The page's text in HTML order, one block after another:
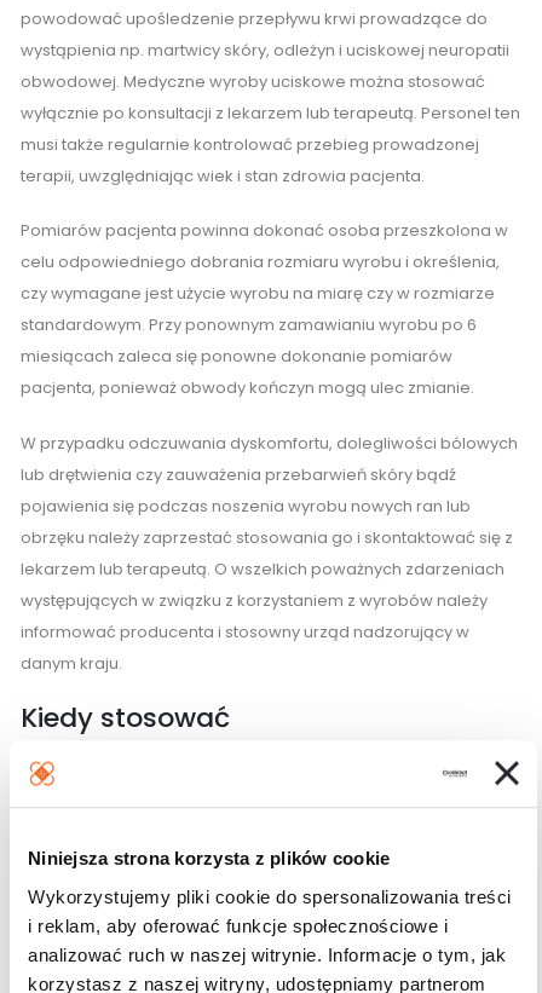
Niniejsza strona korzysta z plików cookie
Wykorzystujemy pliki cookie do spersonalizowania treści
i reklam, aby oferować funkcje społecznościowe i
analizować ruch w naszej witrynie. Informacje o tym, jak
korzystasz z naszej witryny, udostępniamy partnerom
powodować upośledzenie przepływu krwi prowadzące do
wystąpienia np. martwicy skóry, odleżyn i uciskowej neuropatii
obwodowej. Medyczne wyroby uciskowe można stosować
wyłącznie po konsultacji z lekarzem lub terapeutą. Personel ten
musi także regularnie kontrolować przebieg prowadzonej
terapii, uwzględniając wiek i stan zdrowia pacjenta.
Pomiarów pacjenta powinna dokonać osoba przeszkolona w
celu odpowiedniego dobrania rozmiaru wyrobu i określenia,
czy wymagane jest użycie wyrobu na miarę czy w rozmiarze
standardowym. Przy ponownym zamawianiu wyrobu po 6
miesiącach zaleca się ponowne dokonanie pomiarów
pacjenta, ponieważ obwody kończyn mogą ulec zmianie.
W przypadku odczuwania dyskomfortu, dolegliwości bólowych
lub drętwienia czy zauważenia przebarwień skóry bądź
pojawienia się podczas noszenia wyrobu nowych ran lub
obrzęku należy zaprzestać stosowania go i skontaktować się z
lekarzem lub terapeutą. O wszelkich poważnych zdarzeniach
występujących w związku z korzystaniem z wyrobów należy
informować producenta i stosowny urząd nadzorujący w
danym kraju.
Kiedy stosować
Na co dzień
Produkty uciskowe JOBST®, o ile to możliwe, należy prać
codziennie lub co najmniej co drugi dzień. W tym celu można
stosować zwyczajne łagodne środki piorące. Nie należy
stosować dodatków do prania takich jak płyny zmiękczające,